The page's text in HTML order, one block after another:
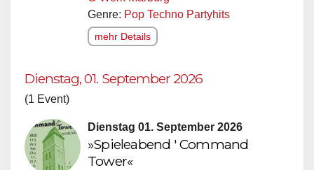
Genre: Pop Techno Partyhits
mehr Details
Dienstag, 01. September 2026
(1 Event)
Dienstag 01. September 2026
»Spieleabend ' Command
Tower«